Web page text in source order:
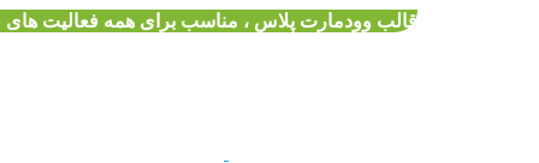
قالب وودمارت پلاس ، مناسب برای همه فعالیت